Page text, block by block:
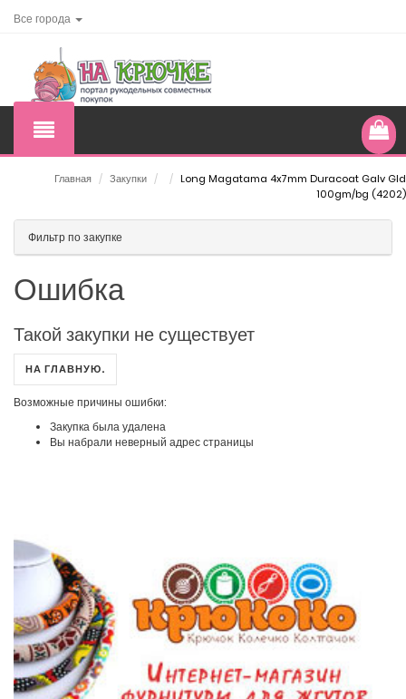
Все города
Главная / Закупки / / Long Magatama 4x7mm Duracoat Galv Gld
100gm/bg (4202)
Фильтр по закупке
Ошибка
Такой закупки не существует
НА ГЛАВНУЮ.
Возможные причины ошибки:
Закупка была удалена
Вы набрали неверный адрес страницы